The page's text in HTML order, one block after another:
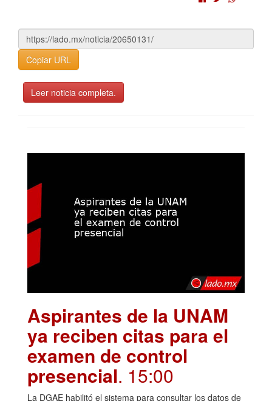
Copiar URL
Leer noticia completa.
Aspirantes de la UNAM
ya reciben citas para el
examen de control
presencial. 15:00
La DGAE habilitó el sistema para consultar los datos de